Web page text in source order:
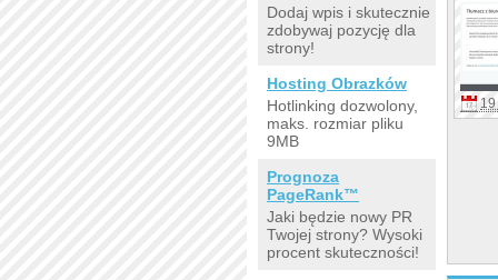
19
Dodaj wpis i skutecznie
zdobywaj pozycję dla
strony!
Hosting Obrazków
Hotlinking dozwolony,
maks. rozmiar pliku
9MB
Prognoza
PageRank™
Jaki będzie nowy PR
Twojej strony? Wysoki
procent skuteczności!